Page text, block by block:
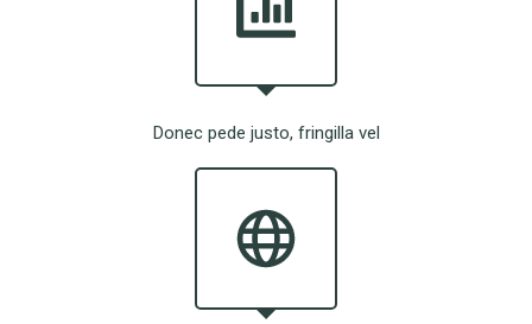
Donec pede justo, fringilla vel